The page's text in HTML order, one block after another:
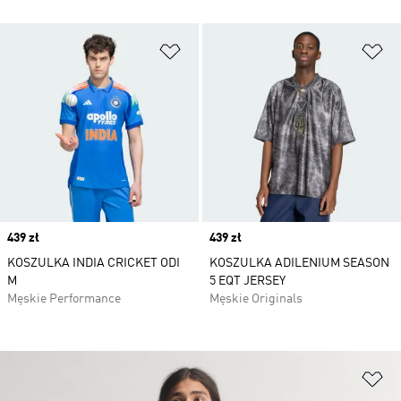
Dodaj do listy życzeń
Price
439 zł
KOSZULKA INDIA CRICKET ODI
M
Męskie Performance
Price
439 zł
KOSZULKA ADILENIUM SEASON
5 EQT JERSEY
Męskie Originals